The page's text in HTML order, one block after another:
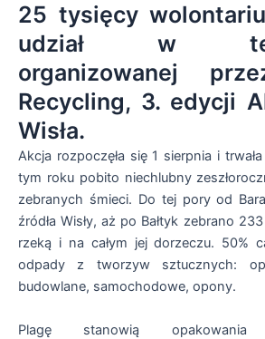
25 tysięcy
udział w
organizowanej
Recycling, 3. edycji
Wisła.
Akcja rozpoczęła się 1 sierpnia i
tym roku pobito niechlubny
zebranych śmieci. Do tej pory od
źródła Wisły, aż po Bałtyk zebrano
rzeką i na całym jej dorzeczu. 50%
odpady z tworzyw sztucznych:
budowlane, samochodowe, opony.
Plagę stanowią